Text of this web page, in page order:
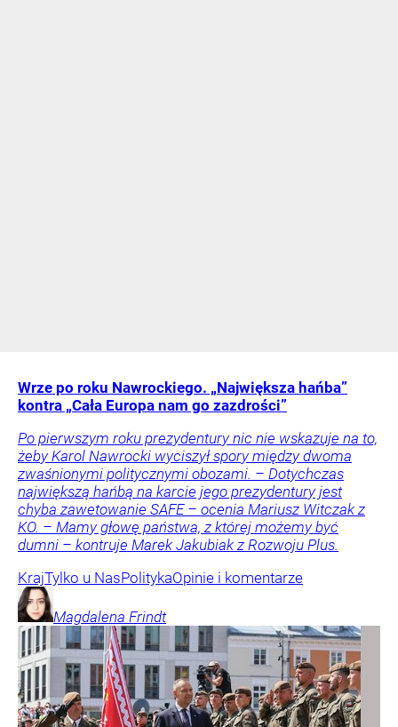
Wrze po roku Nawrockiego. „Największa hańba”
kontra „Cała Europa nam go zazdrości”
Po pierwszym roku prezydentury nic nie wskazuje na to,
żeby Karol Nawrocki wyciszył spory między dwoma
zwaśnionymi politycznymi obozami. – Dotychczas
największą hańbą na karcie jego prezydentury jest
chyba zawetowanie SAFE – ocenia Mariusz Witczak z
KO. – Mamy głowę państwa, z której możemy być
dumni – kontruje Marek Jakubiak z Rozwoju Plus.
KrajTylko u NasPolitykaOpinie i komentarze
Magdalena Frindt